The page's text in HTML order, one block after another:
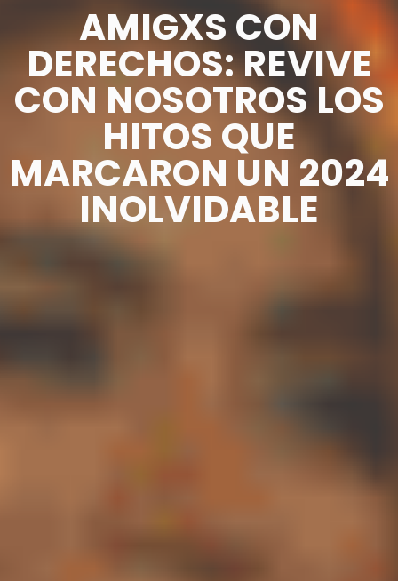
AMIGXS CON
DERECHOS: REVIVE
CON NOSOTROS LOS
HITOS QUE
MARCARON UN 2024
INOLVIDABLE